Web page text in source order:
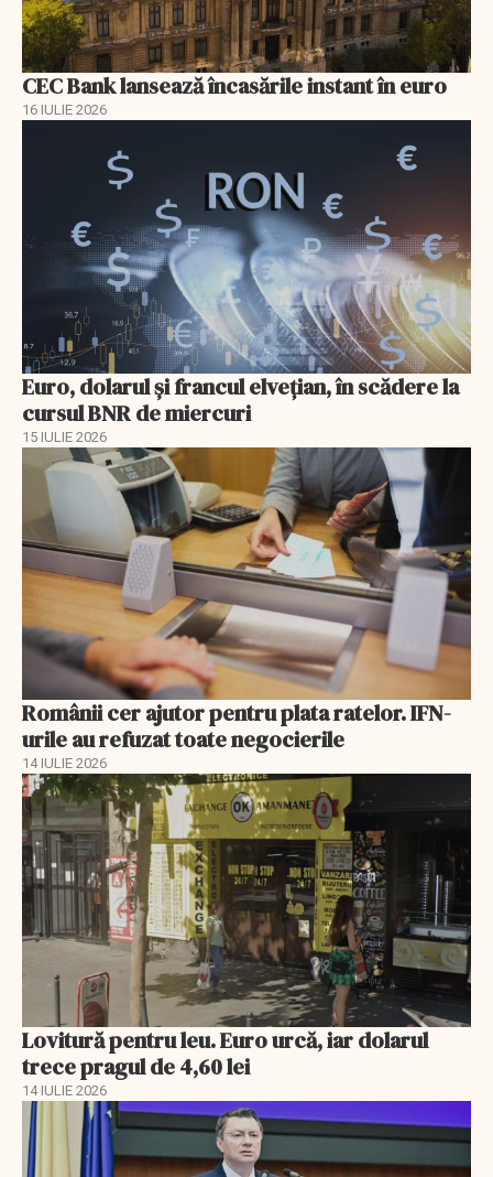
CEC Bank lansează încasările instant în euro
16 IULIE 2026
Euro, dolarul și francul elvețian, în scădere la
cursul BNR de miercuri
15 IULIE 2026
Românii cer ajutor pentru plata ratelor. IFN-
urile au refuzat toate negocierile
14 IULIE 2026
Lovitură pentru leu. Euro urcă, iar dolarul
trece pragul de 4,60 lei
14 IULIE 2026